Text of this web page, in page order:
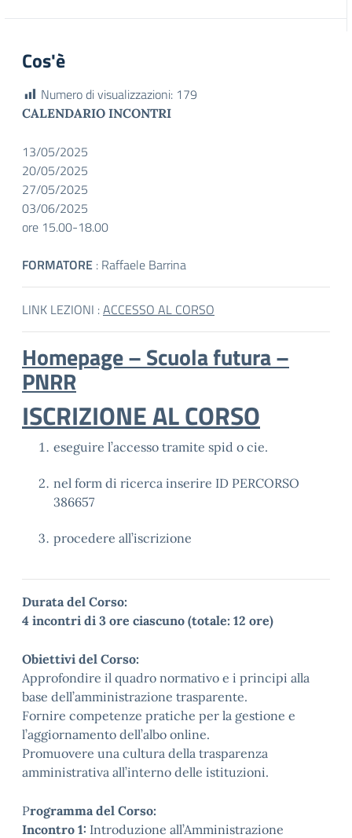
Cos'è
Numero di visualizzazioni: 179
CALENDARIO INCONTRI
13/05/2025
20/05/2025
27/05/2025
03/06/2025
ore 15.00-18.00
FORMATORE : Raffaele Barrina
LINK LEZIONI :ACCESSO AL CORSO
Homepage – Scuola futura –
PNRR
ISCRIZIONE AL CORSO
eseguire l’accesso tramite spid o cie.
nel form di ricerca inserire ID PERCORSO
386657
procedere all’iscrizione
Durata del Corso:
4 incontri di 3 ore ciascuno (totale: 12 ore)
Obiettivi del Corso:
Approfondire il quadro normativo e i principi alla
base dell’amministrazione trasparente.
Fornire competenze pratiche per la gestione e
l’aggiornamento dell’albo online.
Promuovere una cultura della trasparenza
amministrativa all’interno delle istituzioni.
Programma del Corso:
Incontro 1: Introduzione all’Amministrazione